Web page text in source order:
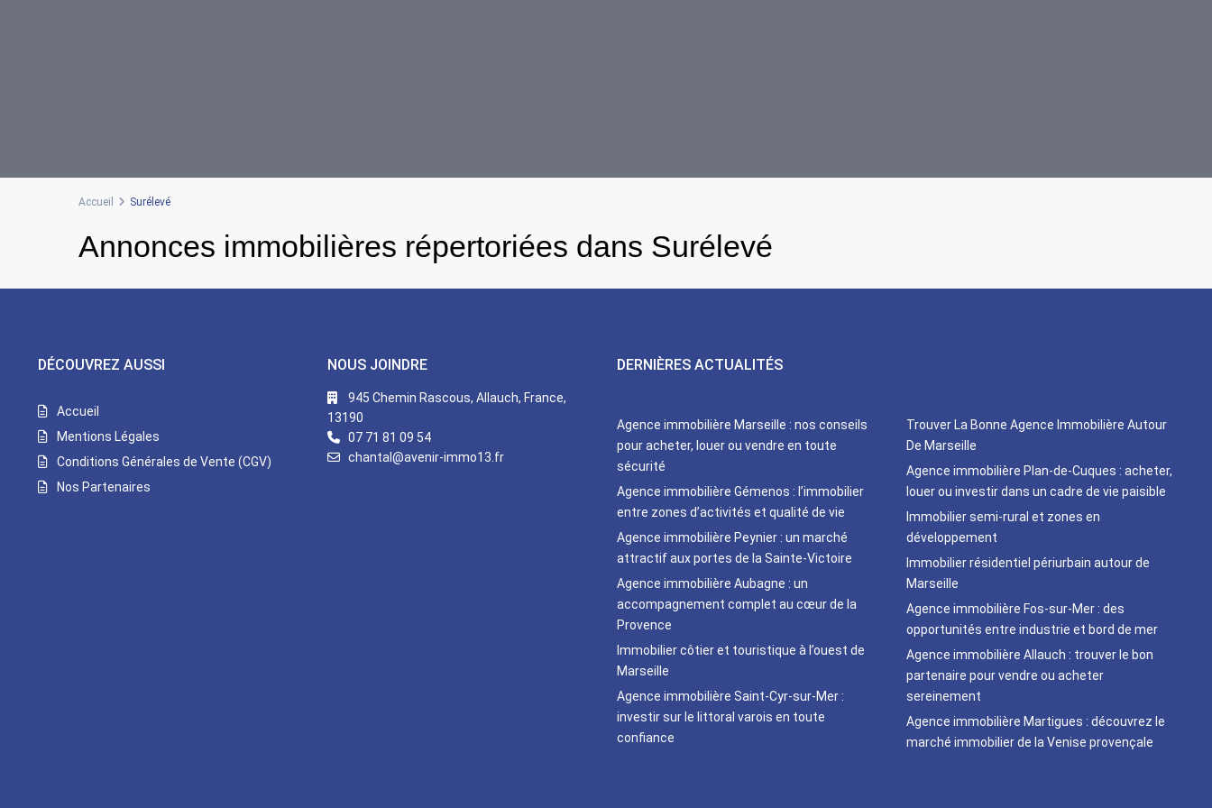
Accueil Surélevé
Annonces immobilières répertoriées dans Surélevé
DÉCOUVREZ AUSSI
Accueil
Mentions Légales
Conditions Générales de Vente (CGV)
Nos Partenaires
NOUS JOINDRE
945 Chemin Rascous, Allauch, France,
13190
07 71 81 09 54
chantal@avenir-immo13.fr
DERNIÈRES ACTUALITÉS
Agence immobilière Marseille : nos conseils
pour acheter, louer ou vendre en toute
sécurité
Agence immobilière Gémenos : l’immobilier
entre zones d’activités et qualité de vie
Agence immobilière Peynier : un marché
attractif aux portes de la Sainte-Victoire
Agence immobilière Aubagne : un
accompagnement complet au cœur de la
Provence
Immobilier côtier et touristique à l’ouest de
Marseille
Agence immobilière Saint-Cyr-sur-Mer :
investir sur le littoral varois en toute
confiance
Trouver La Bonne Agence Immobilière Autour
De Marseille
Agence immobilière Plan-de-Cuques : acheter,
louer ou investir dans un cadre de vie paisible
Immobilier semi-rural et zones en
développement
Immobilier résidentiel périurbain autour de
Marseille
Agence immobilière Fos-sur-Mer : des
opportunités entre industrie et bord de mer
Agence immobilière Allauch : trouver le bon
partenaire pour vendre ou acheter
sereinement
Agence immobilière Martigues : découvrez le
marché immobilier de la Venise provençale